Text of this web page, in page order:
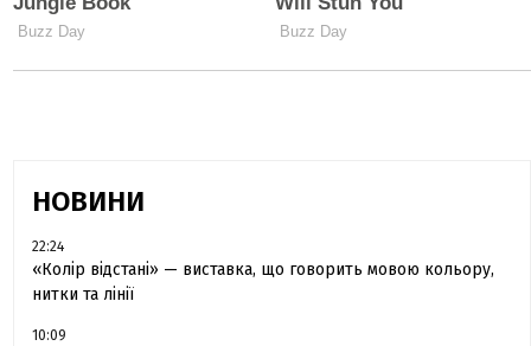
НОВИНИ
22:24
«Колір відстані» — виставка, що говорить мовою кольору,
нитки та лінії
10:09